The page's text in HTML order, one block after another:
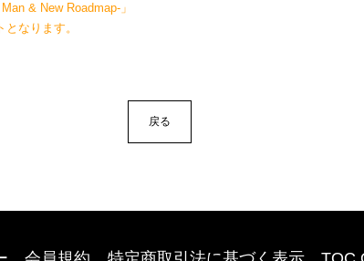
& New Roadmap-」
なります。
戻る